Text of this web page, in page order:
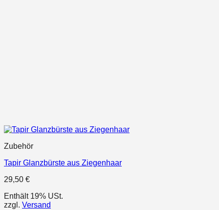
Zubehör
Tapir Glanzbürste aus Ziegenhaar
29,50 €
Enthält 19% USt.
zzgl. Versand